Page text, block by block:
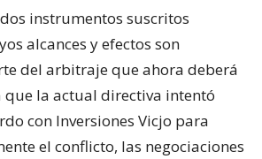
instrumentos suscritos
alcances y efectos son
del arbitraje que ahora deberá
que la actual directiva intentó
con Inversiones Vicjo para
el conflicto, las negociaciones